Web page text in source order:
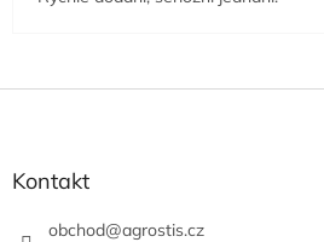
Z
Kontakt
obchod@agrostis.cz